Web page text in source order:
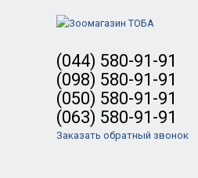
(044) 580-91-91
(098) 580-91-91
(050) 580-91-91
(063) 580-91-91
Заказать обратный звонок